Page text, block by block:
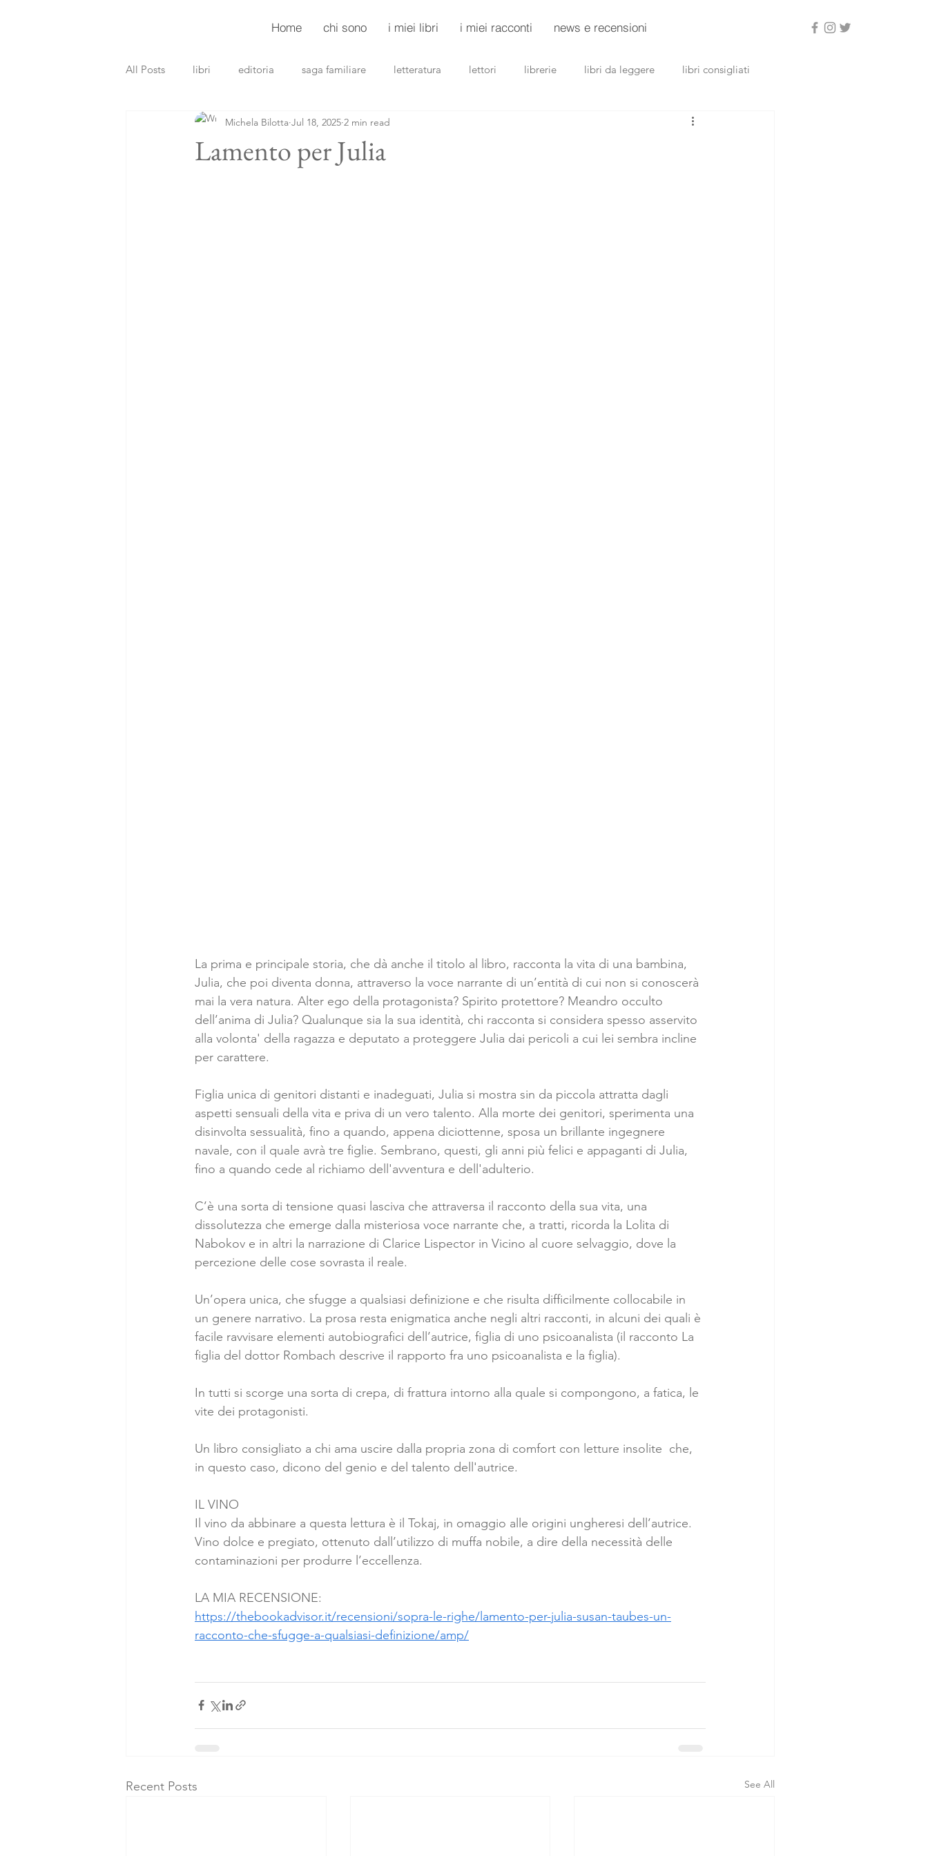
Home chi sono i miei libri i miei racconti news e recensioni
All Posts libri editoria saga familiare letteratura lettori librerie libri da leggere libri consigliati
recensioni libri gialli thriller noir
Lamento per Julia
Michela Bilotta Jul 18, 2025 2 min read
La prima e principale storia, che dà anche il titolo al libro, racconta la vita di una bambina,
Julia, che poi diventa donna, attraverso la voce narrante di un’entità di cui non si conoscerà
mai la vera natura. Alter ego della protagonista? Spirito protettore? Meandro occulto
dell’anima di Julia? Qualunque sia la sua identità, chi racconta si considera spesso asservito
alla volonta' della ragazza e deputato a proteggere Julia dai pericoli a cui lei sembra incline
per carattere.
Figlia unica di genitori distanti e inadeguati, Julia si mostra sin da piccola attratta dagli
aspetti sensuali della vita e priva di un vero talento. Alla morte dei genitori, sperimenta una
disinvolta sessualità, fino a quando, appena diciottenne, sposa un brillante ingegnere
navale, con il quale avrà tre figlie. Sembrano, questi, gli anni più felici e appaganti di Julia,
fino a quando cede al richiamo dell'avventura e dell'adulterio.
C’è una sorta di tensione quasi lasciva che attraversa il racconto della sua vita, una
dissolutezza che emerge dalla misteriosa voce narrante che, a tratti, ricorda la Lolita di
Nabokov e in altri la narrazione di Clarice Lispector in Vicino al cuore selvaggio, dove la
percezione delle cose sovrasta il reale.
Un’opera unica, che sfugge a qualsiasi definizione e che risulta difficilmente collocabile in
un genere narrativo. La prosa resta enigmatica anche negli altri racconti, in alcuni dei quali è
facile ravvisare elementi autobiografici dell’autrice, figlia di uno psicoanalista (il racconto La
figlia del dottor Rombach descrive il rapporto fra uno psicoanalista e la figlia).
In tutti si scorge una sorta di crepa, di frattura intorno alla quale si compongono, a fatica, le
vite dei protagonisti.
Un libro consigliato a chi ama uscire dalla propria zona di comfort con letture insolite  che,
in questo caso, dicono del genio e del talento dell'autrice.
IL VINO
Il vino da abbinare a questa lettura è il Tokaj, in omaggio alle origini ungheresi dell’autrice.
Vino dolce e pregiato, ottenuto dall’utilizzo di muffa nobile, a dire della necessità delle
contaminazioni per produrre l’eccellenza.
LA MIA RECENSIONE:
https://thebookadvisor.it/recensioni/sopra-le-righe/lamento-per-julia-susan-taubes-un-
racconto-che-sfugge-a-qualsiasi-definizione/amp/
Recent Posts See All